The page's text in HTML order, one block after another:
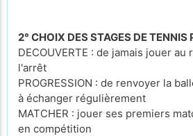
2° CHOIX DES STAGES DE TENNIS
DECOUVERTE : de jamais jouer au
l'arrêt
PROGRESSION : de renvoyer la
à échanger régulièrement
MATCHER : jouer ses premiers
en compétition